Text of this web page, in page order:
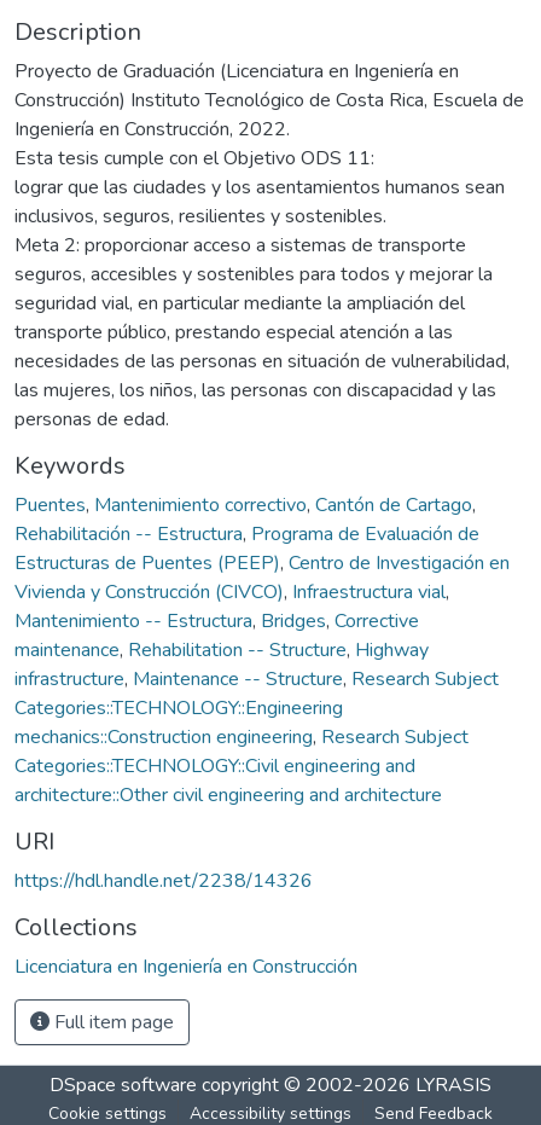
Description
Proyecto de Graduación (Licenciatura en Ingeniería en
Construcción) Instituto Tecnológico de Costa Rica, Escuela de
Ingeniería en Construcción, 2022.
Esta tesis cumple con el Objetivo ODS 11:
lograr que las ciudades y los asentamientos humanos sean
inclusivos, seguros, resilientes y sostenibles.
Meta 2: proporcionar acceso a sistemas de transporte
seguros, accesibles y sostenibles para todos y mejorar la
seguridad vial, en particular mediante la ampliación del
transporte público, prestando especial atención a las
necesidades de las personas en situación de vulnerabilidad,
las mujeres, los niños, las personas con discapacidad y las
personas de edad.
Keywords
Puentes, Mantenimiento correctivo, Cantón de Cartago,
Rehabilitación -- Estructura, Programa de Evaluación de
Estructuras de Puentes (PEEP), Centro de Investigación en
Vivienda y Construcción (CIVCO), Infraestructura vial,
Mantenimiento -- Estructura, Bridges, Corrective
maintenance, Rehabilitation -- Structure, Highway
infrastructure, Maintenance -- Structure, Research Subject
Categories::TECHNOLOGY::Engineering
mechanics::Construction engineering, Research Subject
Categories::TECHNOLOGY::Civil engineering and
architecture::Other civil engineering and architecture
URI
https://hdl.handle.net/2238/14326
Collections
Licenciatura en Ingeniería en Construcción
Full item page
DSpace software copyright © 2002-2026 LYRASIS
Cookie settings Accessibility settings Send Feedback